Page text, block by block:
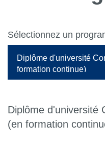
Sélectionnez un
Diplôme d'université
formation continue)
Diplôme d'université
(en formation